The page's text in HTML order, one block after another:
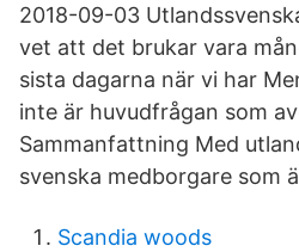
2018-09-03
vet att det brukar vara
sista dagarna när vi har
inte är huvudfrågan som
Sammanfattning Med
svenska medborgare som
Scandia woods